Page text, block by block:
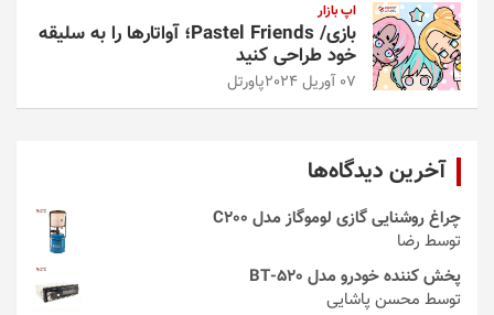
اپ بازار
بازی/ Pastel Friends؛ آواتارها را به سلیقه
خود طراحی کنید
07 آوریل 2024 پاورتل
آخرین دیدگاه‌ها
چراغ روشنایی گازی لوموگاز مدل C200
توسط رضا
پخش کننده خودرو مدل 520-BT
توسط محسن پاشایی